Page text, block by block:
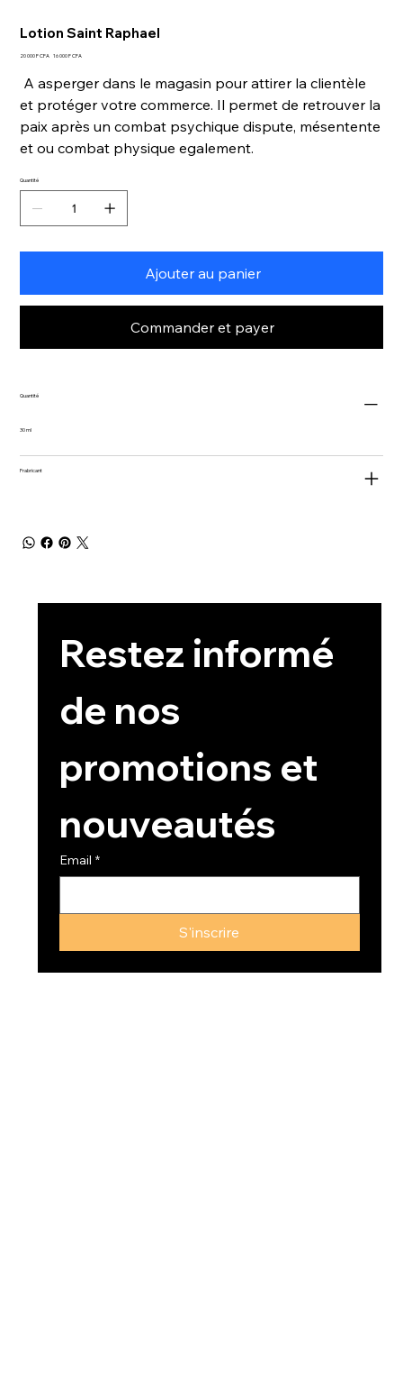
Lotion Saint Raphael
Prix
20 000 F CFA Prix
16 000 F CFA
A asperger dans le magasin pour attirer la clientèle
et protéger votre commerce. Il permet de retrouver la
paix après un combat psychique dispute, mésentente
et ou combat physique egalement.
Quantité
Ajouter au panier
Commander et payer
Quantité
30 ml
Frabricant
Restez informé
de nos
promotions et
nouveautés
Email *
S'inscrire